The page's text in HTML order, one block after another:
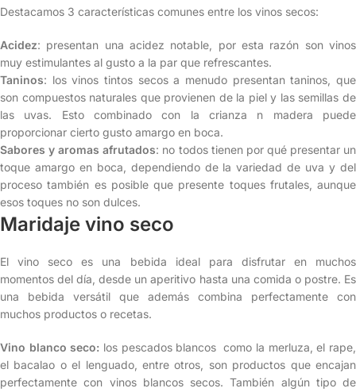
Destacamos 3 características comunes entre los vinos secos:
Acidez: presentan una acidez notable, por esta razón son vinos
muy estimulantes al gusto a la par que refrescantes.
Taninos: los vinos tintos secos a menudo presentan taninos, que
son compuestos naturales que provienen de la piel y las semillas de
las uvas. Esto combinado con la crianza n madera puede
proporcionar cierto gusto amargo en boca.
Sabores y aromas afrutados: no todos tienen por qué presentar un
toque amargo en boca, dependiendo de la variedad de uva y del
proceso también es posible que presente toques frutales, aunque
esos toques no son dulces.
Maridaje vino seco
El vino seco es una bebida ideal para disfrutar en muchos
momentos del día, desde un aperitivo hasta una comida o postre. Es
una bebida versátil que además combina perfectamente con
muchos productos o recetas.
Vino blanco seco: los pescados blancos como la merluza, el rape,
el bacalao o el lenguado, entre otros, son productos que encajan
perfectamente con vinos blancos secos. También algún tipo de